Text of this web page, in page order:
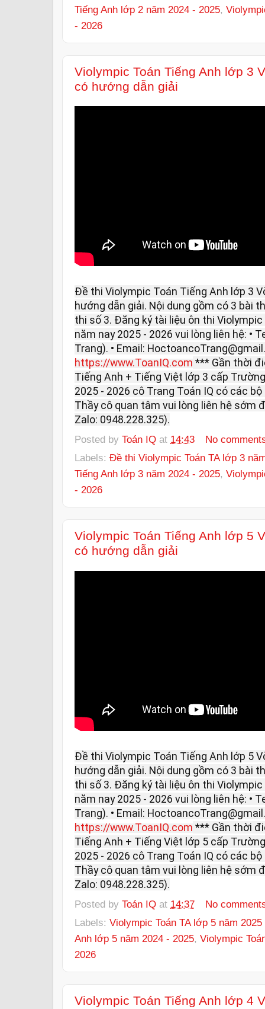
Tiếng Anh lớp 2 năm 2024 - 2025,
- 2026
Violympic Toán Tiếng Anh lớp 3
có hướng dẫn giải
Đề thi Violympic Toán Tiếng Anh lớp 3
hướng dẫn giải. Nội dung gồm có 3 bài
thi số 3. Đăng ký tài liệu ôn thi
năm nay 2025 - 2026 vui lòng liên hệ: •
Trang). • Email:
https://www.ToanIQ.com *** Gần thời
Tiếng Anh + Tiếng Việt lớp 3 cấp
2025 - 2026 cô Trang Toán IQ có các
Thầy cô quan tâm vui lòng liên hệ sớm
Zalo: 0948.228.325).
Posted by Toán IQ at 14:43
No
Labels: Đề thi Violympic Toán TA lớp 3
Tiếng Anh lớp 3 năm 2024 - 2025,
- 2026
Violympic Toán Tiếng Anh lớp 5
có hướng dẫn giải
Đề thi Violympic Toán Tiếng Anh lớp 5
hướng dẫn giải. Nội dung gồm có 3 bài
thi số 3. Đăng ký tài liệu ôn thi
năm nay 2025 - 2026 vui lòng liên hệ: •
Trang). • Email:
https://www.ToanIQ.com *** Gần thời
Tiếng Anh + Tiếng Việt lớp 5 cấp
2025 - 2026 cô Trang Toán IQ có các
Thầy cô quan tâm vui lòng liên hệ sớm
Zalo: 0948.228.325).
Posted by Toán IQ at 14:37
No
Labels: Violympic Toán TA lớp 5 năm 2025
Anh lớp 5 năm 2024 - 2025, Violympic
2026
Violympic Toán Tiếng Anh lớp 4